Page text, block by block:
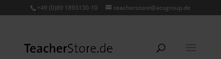
+49 (0)89 1893130-10 teacherstore@acsgroup.de